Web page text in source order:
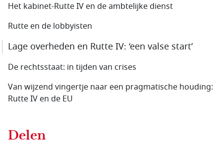
Het kabinet-Rutte IV en de ambtelijke dienst
Rutte en de lobbyisten
Lage overheden en Rutte IV: ‘een valse start’
De rechtsstaat: in tijden van crises
Van wijzend vingertje naar een pragmatische houding:
Rutte IV en de EU
Delen